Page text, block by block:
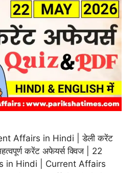
Affairs in Hindi | डेली करेंट
करेंट अफेयर्स क्विज | 22
in Hindi | Current Affairs